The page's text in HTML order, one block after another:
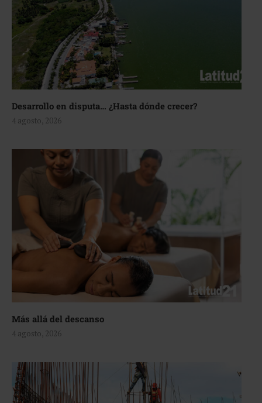
Desarrollo en disputa… ¿Hasta dónde crecer?
4 agosto, 2026
Más allá del descanso
4 agosto, 2026